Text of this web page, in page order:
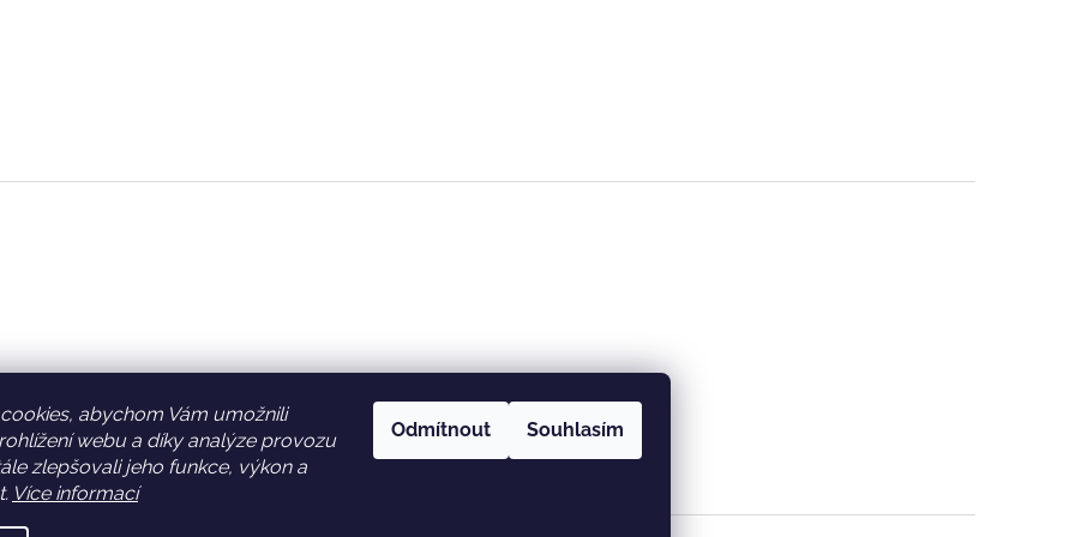
abychom Vám umožnili
webu a díky analýze provozu
zlepšovali jeho funkce, výkon a
Více informací
Odmítnout Souhlasím
Facebook Věrnostní slevy